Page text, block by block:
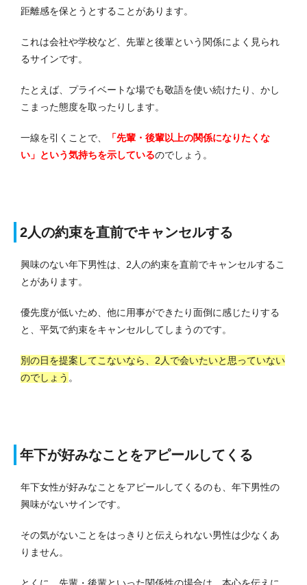
距離感を保とうとすることがあります。
これは会社や学校など、先輩と後輩という関係によく見られ
るサインです。
たとえば、プライベートな場でも敬語を使い続けたり、かし
こまった態度を取ったりします。
一線を引くことで、
「先輩・後輩以上の関係になりたくな
い」という気持ちを示しているのでしょう。
2人の約束を直前でキャンセルする
興味のない年下男性は、2人の約束を直前でキャンセルするこ
とがあります。
優先度が低いため、他に用事ができたり面倒に感じたりする
と、平気で約束をキャンセルしてしまうのです。
別の日を提案してこないなら、2人で会いたいと思っていない
のでしょう 。
年下が好みなことをアピールしてくる
年下女性が好みなことをアピールしてくるのも、年下男性の
興味がないサインです。
その気がないことをはっきりと伝えられない男性は少なくあ
りません。